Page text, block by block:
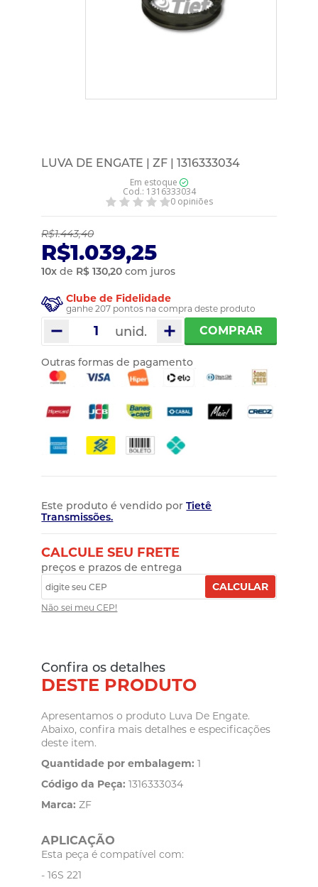
LUVA DE ENGATE | ZF | 1316333034
Em estoque
Cod.: 1316333034
0 opiniões
R$1.443,40
R$1.039,25
10x de R$ 130,20 com juros
Clube de Fidelidade
ganhe 207 pontos na compra deste produto
unid. COMPRAR
Outras formas de pagamento
Este produto é vendido porTietê
Transmissões.
CALCULE SEU FRETE
preços e prazos de entrega
CALCULAR
Não sei meu CEP!
Confira os detalhes
DESTE PRODUTO
Apresentamos o produto Luva De Engate.
Abaixo, confira mais detalhes e especificações
deste item.
Quantidade por embalagem: 1
Código da Peça: 1316333034
Marca: ZF
APLICAÇÃO
Esta peça é compatível com:
- 16S 221